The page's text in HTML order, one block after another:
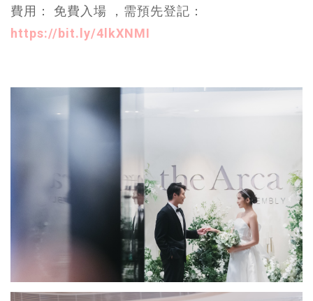
費用： 免費入場 ，需預先登記：
https://bit.ly/4lkXNMI